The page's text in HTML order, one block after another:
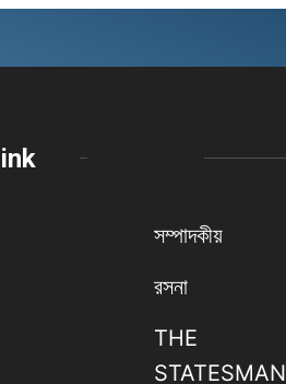
সম্পাদকীয়
রসনা
THE
STATESMAN